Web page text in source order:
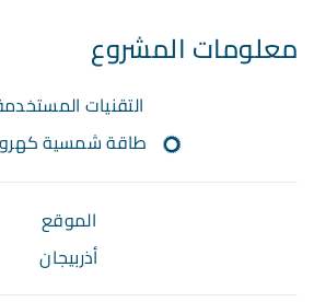
معلومات المشروع
التقنيات
طاقة شمسية
الموقع
أذربيجان